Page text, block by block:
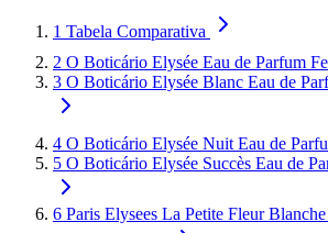
1 Tabela Comparativa
2 O Boticário Elysée Eau de Parfum
3 O Boticário Elysée Blanc Eau de
4 O Boticário Elysée Nuit Eau de
5 O Boticário Elysée Succès Eau de
6 Paris Elysees La Petite Fleur